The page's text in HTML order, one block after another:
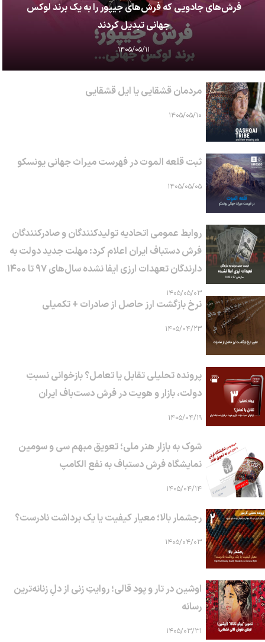
فرش‌های جادویی که فرش‌های جیپور را به یک برند لوکس
جهانی تبدیل کردند
۱۴۰۵/۰۵/۱۱
مردمان قشقایی یا ایل قشقایی
۱۴۰۵/۰۵/۱۰
ثبت قلعه الموت در فهرست میراث جهانی یونسکو
۱۴۰۵/۰۵/۰۵
روابط عمومی اتحادیه تولیدکنندگان و صادرکنندگان
فرش دستباف ایران اعلام کرد: مهلت جدید دولت به
دارندگان تعهدات ارزی ایفا نشده سال‌های ۹۷ تا ۱۴۰۰
۱۴۰۵/۰۵/۰۳
نرخ بازگشت ارز حاصل از صادرات + تکمیلی
۱۴۰۵/۰۴/۲۳
پرونده تحلیلی تقابل یا تعامل؟ بازخوانی نسبتِ
دولت، بازار و هویت در فرش دست‌باف ایران
۱۴۰۵/۰۴/۱۹
شوک به بازار هنر ملی؛ تعویق مبهم سی و سومین
نمایشگاه فرش دستباف به نفع الکامپ
۱۴۰۵/۰۴/۱۴
رجشمار بالا؛ معیار کیفیت یا یک برداشت نادرست؟
۱۴۰۵/۰۴/۰۳
اوشین در تار و پود قالی؛ روایتِ زنی از دلِ زنانه‌ترین
رسانه
۱۴۰۵/۰۳/۳۱